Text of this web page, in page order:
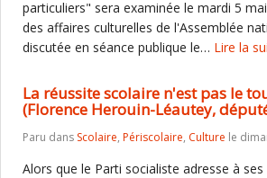
particuliers" sera examinée le mardi 5
des affaires culturelles de l'Assemblée
discutée en séance publique le… Lire la
La réussite scolaire n'est pas le
(Florence Herouin-Léautey,
Paru dans Scolaire, Périscolaire, Culture le
Alors que le Parti socialiste adresse à